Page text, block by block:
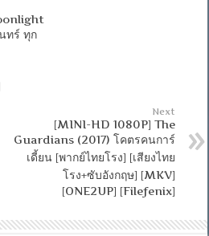
ทร์ ทุก
Next
[MINI-HD 1080P] The
Guardians (2017) โคตรคนการ์
เดี้ยน [พากย์ไทยโรง] [เสียงไทย
โรง+ซับอังกฤษ] [MKV]
[ONE2UP] [Filefenix]